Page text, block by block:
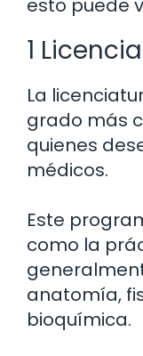
esto puede
1
La
grado más
quienes
médicos.
Este
como la
anatomía,
bioquímica.